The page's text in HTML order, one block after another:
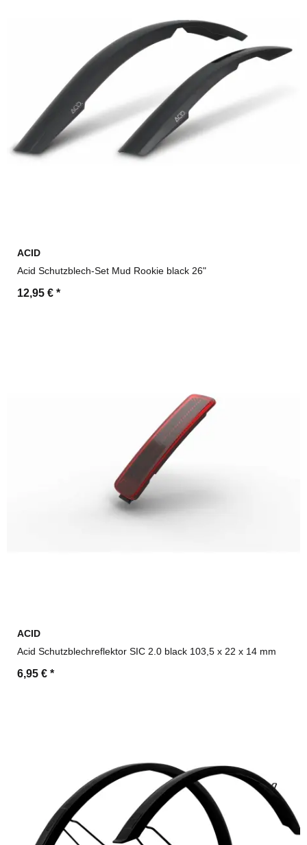
ACID
Acid Schutzblech-Set Mud Rookie black 26"
12,95 € *
ACID
Acid Schutzblechreflektor SIC 2.0 black 103,5 x 22 x 14 mm
6,95 € *